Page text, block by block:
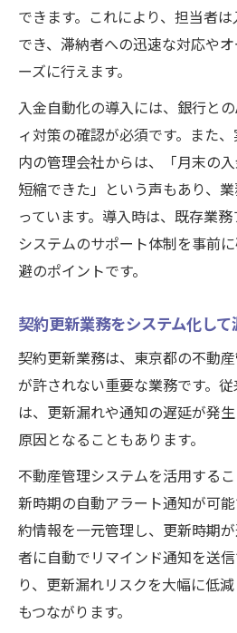
できます。これにより、担当者
でき、滞納者への迅速な対応や
ーズに行えます。
入金自動化の導入には、銀行と
ィ対策の確認が必須です。また
内の管理会社からは、「月末の
短縮できた」という声もあり、
っています。導入時は、既存業務
システムのサポート体制を事前
避のポイントです。
契約更新業務をシステム化し
契約更新業務は、東京都の不動
が許されない重要な業務です。
は、更新漏れや通知の遅延が発
原因となることもあります。
不動産管理システムを活用する
新時期の自動アラート通知が可
約情報を一元管理し、更新時期
者に自動でリマインド通知を送
り、更新漏れリスクを大幅に低
もつながります。